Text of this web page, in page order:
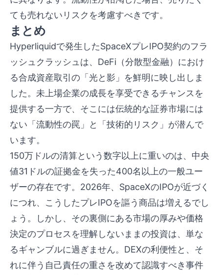
ても売れないリスクを考慮すべきです。
まとめ
Hyperliquidで発生したSpaceXプレIPO契約のフラ
ッシュクラッシュは、DeFi（分散型金融）におけ
る合成資産取引の「光と影」を鮮明に映し出しま
した。未上場企業の成長を享受できるチャンスを
提供する一方で、そこには伝統的な証券市場には
ない「流動性の罠」と「技術的リスク」が潜んで
います。
150万ドルの清算という数字以上に重いのは、中央
値31ドルの証拠金を失った400名以上の一般ユー
ザーの存在です。2026年、SpaceXのIPOが近づく
につれ、こうしたプレIPOを謳う商品は増えるでし
ょう。しかし、その裏側にある市場の厚みや価格
決定のプロセスを理解しないままの投資は、単な
るギャンブルに過ぎません。DEXの利便性と、そ
れに伴う自己責任の重さを改めて認識すべき事件